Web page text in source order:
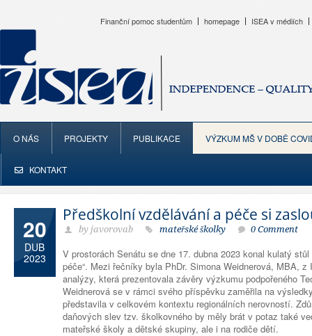
Finanční pomoc studentům homepage ISEA v médiích
O NÁS PROJEKTY PUBLIKACE VÝZKUM MŠ V DOBĚ
KONTAKT
20
DUB
2023
Předškolní vzdělávání a péče si
by javorovab mateřské školky 0 Comment
V prostorách Senátu se dne 17. dubna 2023 konal kulatý
péče“. Mezi řečníky byla PhDr. Simona Weidnerová, MBA,
analýzy, která prezentovala závěry výzkumu podpořeného
Weidnerová se v rámci svého příspěvku zaměřila na
představila v celkovém kontextu regionálních nerovností.
daňových slev tzv. školkovného by měly brát v potaz také
mateřské školy a dětské skupiny, ale i na rodiče dětí.